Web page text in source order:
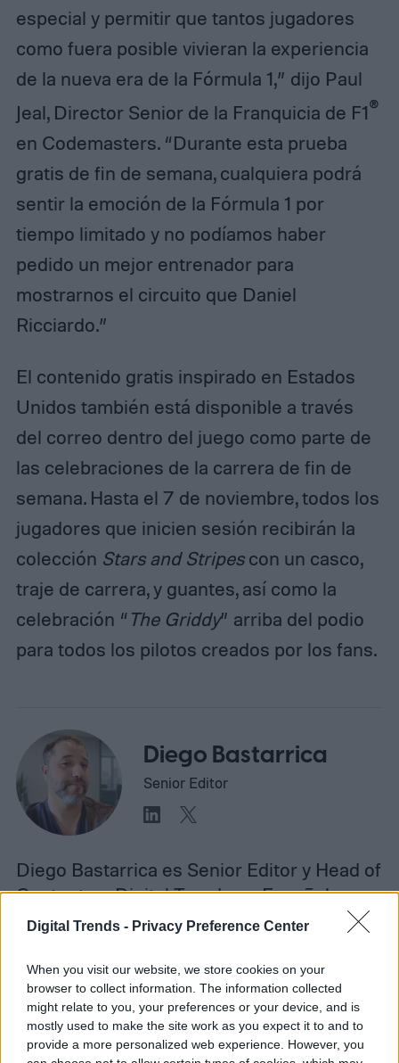
Digital Trends - Privacy Preference Center
When you visit our website, we store cookies on your
browser to collect information. The information collected
might relate to you, your preferences or your device, and is
mostly used to make the site work as you expect it to and to
provide a more personalized web experience. However, you
especial y permitir que tantos jugadores
como fuera posible vivieran la experiencia
de la nueva era de la Fórmula 1,” dijo Paul
Jeal, Director Senior de la Franquicia de F1®
en Codemasters. “Durante esta prueba
gratis de fin de semana, cualquiera podrá
sentir la emoción de la Fórmula 1 por
tiempo limitado y no podíamos haber
pedido un mejor entrenador para
mostrarnos el circuito que Daniel
Ricciardo.”
El contenido gratis inspirado en Estados
Unidos también está disponible a través
del correo dentro del juego como parte de
las celebraciones de la carrera de fin de
semana. Hasta el 7 de noviembre, todos los
jugadores que inicien sesión recibirán la
colección Stars and Stripescon un casco,
traje de carrera, y guantes, así como la
celebración “The Griddy” arriba del podio
para todos los pilotos creados por los fans.
Diego Bastarrica
Senior Editor
Diego Bastarrica es Senior Editor y Head of
Content en Digital Trends en Español,
donde lidera la estrategia editorial, SEO…
Topics
NoticiasHomepage